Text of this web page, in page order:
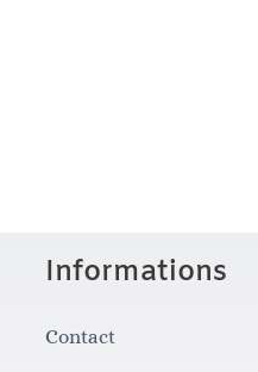
Informations
Contact